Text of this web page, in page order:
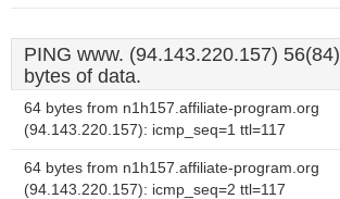
PING www. (94.143.220.157) 56(84)
bytes of data.
64 bytes from n1h157.affiliate-program.org
(94.143.220.157): icmp_seq=1 ttl=117
64 bytes from n1h157.affiliate-program.org
(94.143.220.157): icmp_seq=2 ttl=117